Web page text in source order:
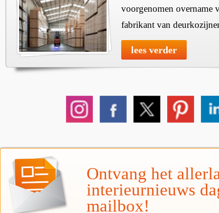
voorgenomen overname
fabrikant van
lees verder
Ontvang het
interieurnieuws
mailbox!